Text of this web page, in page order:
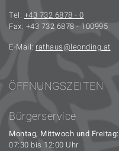
Tel: +43 732 6878 - 0
Fax: +43 732 6878 - 100995
E-Mail: rathaus leonding.at
ÖFFNUNGSZEITEN
Bürgerservice
Montag, Mittwoch und Freitag:
07:30 bis 12:00 Uhr